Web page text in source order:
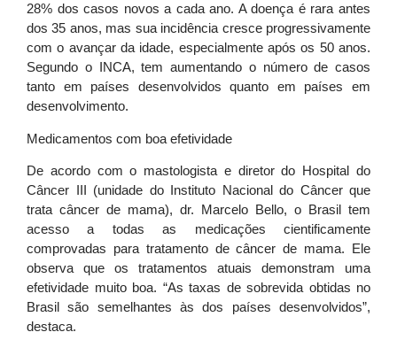
28% dos casos novos a cada ano. A doença é rara antes
dos 35 anos, mas sua incidência cresce progressivamente
com o avançar da idade, especialmente após os 50 anos.
Segundo o INCA, tem aumentando o número de casos
tanto em países desenvolvidos quanto em países em
desenvolvimento.
Medicamentos com boa efetividade
De acordo com o mastologista e diretor do Hospital do
Câncer III (unidade do Instituto Nacional do Câncer que
trata câncer de mama), dr. Marcelo Bello, o Brasil tem
acesso a todas as medicações cientificamente
comprovadas para tratamento de câncer de mama. Ele
observa que os tratamentos atuais demonstram uma
efetividade muito boa. “As taxas de sobrevida obtidas no
Brasil são semelhantes às dos países desenvolvidos”,
destaca.